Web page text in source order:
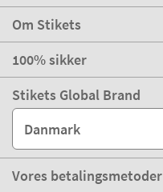
Om Stikets
100% sikker
Stikets Global Brand
Danmark
Vores betalingsmetoder